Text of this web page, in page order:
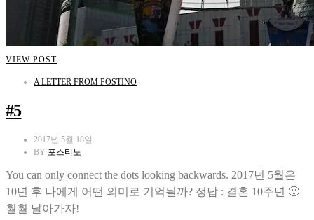
VIEW POST
A LETTER FROM POSTINO
#5
2017년 5월 18일
BY 포스티노
You can only connect the dots looking backwards. 2017년 5월은
10년 후 나에게 어떤 의미로 기억될까? 정답 : 결혼 10주년 🙂
훨훨 날아가자!